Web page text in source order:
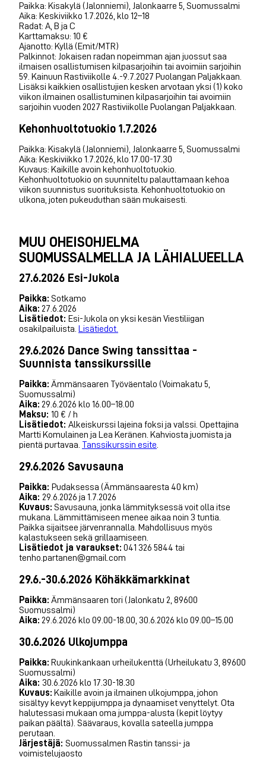
Paikka: Kisakylä (Jalonniemi), Jalonkaarre 5, Suomussalmi
Aika: Keskiviikko 1.7.2026, klo 12–18
Radat: A, B ja C
Karttamaksu: 10 €
Ajanotto: Kyllä (Emit/MTR)
Palkinnot: Jokaisen radan nopeimman ajan juossut saa
ilmaisen osallistumisen kilpasarjoihin tai avoimiin sarjoihin
59. Kainuun Rastiviikolle 4.-9.7.2027 Puolangan Paljakkaan.
Lisäksi kaikkien osallistujien kesken arvotaan yksi (1) koko
viikon ilmainen osallistuminen kilpasarjoihin tai avoimiin
sarjoihin vuoden 2027 Rastiviikolle Puolangan Paljakkaan.
Kehonhuoltotuokio 1.7.2026
Paikka: Kisakylä (Jalonniemi), Jalonkaarre 5, Suomussalmi
Aika: Keskiviikko 1.7.2026, klo 17.00-17.30
Kuvaus: Kaikille avoin kehonhuoltotuokio.
Kehonhuoltotuokio on suunniteltu palauttamaan kehoa
viikon suunnistus suorituksista. Kehonhuoltotuokio on
ulkona, joten pukeuduthan sään mukaisesti.
MUU OHEISOHJELMA
SUOMUSSALMELLA JA LÄHIALUEELLA
27.6.2026 Esi-Jukola
Paikka: Sotkamo
Aika: 27.6.2026
Lisätiedot: Esi-Jukola on yksi kesän Viestiliigan
osakilpailuista.
Lisätiedot.
29.6.2026 Dance Swing tanssittaa -
Suunnista tanssikurssille
Paikka: Ämmänsaaren Työväentalo (Voimakatu 5,
Suomussalmi)
Aika: 29.6.2026 klo 16.00–18.00
Maksu: 10 € / h
Lisätiedot: Alkeiskurssi lajeina foksi ja valssi. Opettajina
Martti Komulainen ja Lea Keränen. Kahviosta juomista ja
pientä purtavaa. Tanssikurssin esite
29.6.2026 Savusauna
Paikka: Pudaksessa (Ämmänsaaresta 40 km)
Aika: 29.6.2026 ja 1.7.2026
Kuvaus: Savusauna, jonka lämmityksessä voit olla itse
mukana. Lämmittämiseen menee aikaa noin 3 tuntia.
Paikka sijaitsee järvenrannalla. Mahdollisuus myös
kalastukseen sekä grillaamiseen.
Lisätiedot ja varaukset: 041 326 5844 tai
tenho.partanen@gmail.com
29.6.-30.6.2026 Köhäkkämarkkinat
Paikka: Ämmänsaaren tori (Jalonkatu 2, 89600
Suomussalmi)
Aika: 29.6.2026 klo 09.00-18.00, 30.6.2026 klo 09.00–15.00
30.6.2026 Ulkojumppa
Paikka: Ruukinkankaan urheilukenttä (Urheilukatu 3, 89600
Suomussalmi)
Aika: 30.6.2026 klo 17.30-18.30
Kuvaus: Kaikille avoin ja ilmainen ulkojumppa, johon
sisältyy kevyt keppijumppa ja dynaamiset venyttelyt. Ota
halutessasi mukaan oma jumppa-alusta (kepit löytyy
paikan päältä). Säävaraus, kovalla sateella jumppa
perutaan.
Järjestäjä: Suomussalmen Rastin tanssi- ja
voimistelujaosto